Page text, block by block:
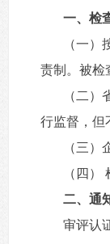
一、检
（一
责制。被检
（二
行监督，
（三
（四
二、通
审评认